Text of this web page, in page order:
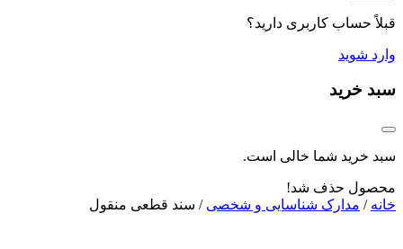
قبلاً حساب کاربری دارید؟
وارد شوید
سبد خرید
سبد خرید شما خالی است.
محصول حذف شد!
خانه / مدارک شناسایی و شخصی / سند قطعی منقول